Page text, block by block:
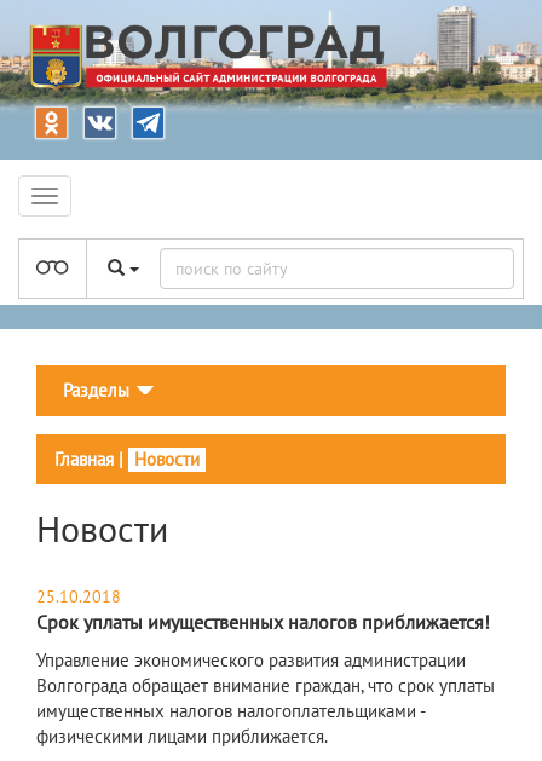
Разделы
Главная | Новости
Новости
25.10.2018
Срок уплаты имущественных налогов приближается!
Управление экономического развития администрации
Волгограда обращает внимание граждан, что срок уплаты
имущественных налогов налогоплательщиками -
физическими лицами приближается.